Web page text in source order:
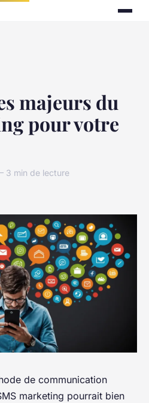
majeurs du
pour votre
min de lecture
de communication
marketing pourrait bien